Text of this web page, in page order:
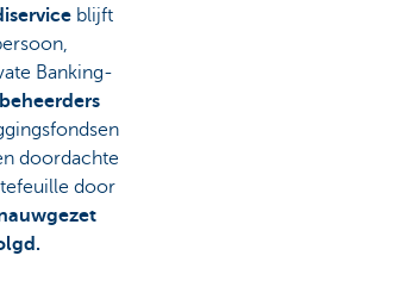
blijft
Banking-
doordachte
door